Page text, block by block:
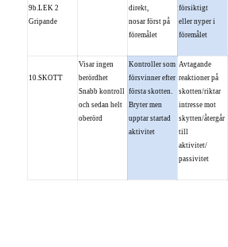
9b.LEK 2
Gripande
direkt,
nosar först på
föremålet
försiktigt
eller nyper i
föremålet
10.SKOTT
Visar ingen
berördhet
Snabb kontroll
och sedan helt
oberörd
Kontroller som
försvinner efter
första skotten.
Bryter men
upptar startad
aktivitet
Avtagande
reaktioner på
skotten/riktar
intresse mot
skytten/återgår
till
aktivitet/
passivitet